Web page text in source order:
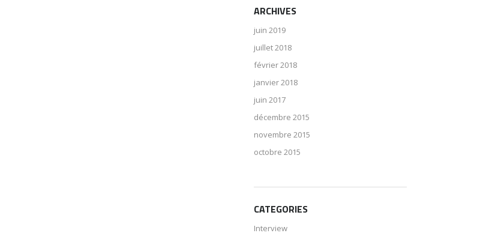
ARCHIVES
juin 2019
juillet 2018
février 2018
janvier 2018
juin 2017
décembre 2015
novembre 2015
octobre 2015
CATEGORIES
Interview